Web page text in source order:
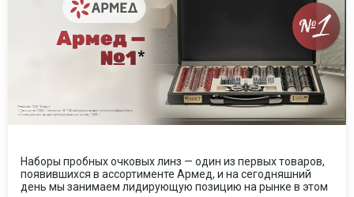
Наборы пробных очковых линз — один из первых товаров,
появившихся в ассортименте Армед, и на сегодняшний
день мы занимаем лидирующую позицию на рынке в этом